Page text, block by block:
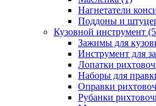
Нагнетатели
Поддоны и
Кузовной инструмент
Зажимы для
Инструмент для
Лопатки
Наборы для
Оправки
Рубанки